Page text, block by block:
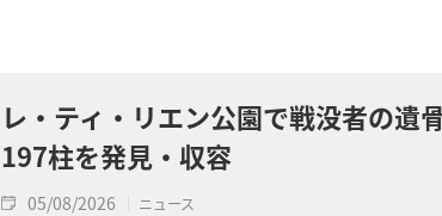
レ・ティ・リエン公園で戦没者の遺
197柱を発見・収容
05/08/2026 ニュース